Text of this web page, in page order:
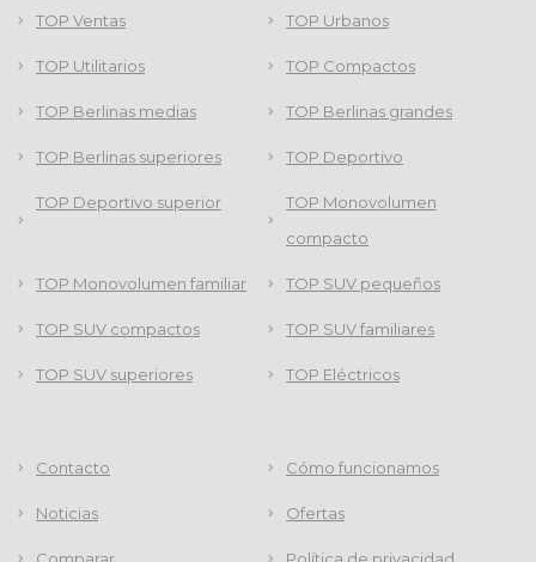
TOP Ventas TOP Urbanos
TOP Utilitarios TOP Compactos
TOP Berlinas medias TOP Berlinas grandes
TOP Berlinas superiores TOP Deportivo
TOP Deportivo superior
TOP Monovolumen
compacto
TOP Monovolumen familiar TOP SUV pequeños
TOP SUV compactos TOP SUV familiares
TOP SUV superiores TOP Eléctricos
Contacto Cómo funcionamos
Noticias Ofertas